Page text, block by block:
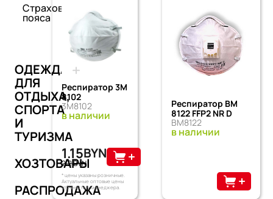
Страховочные
пояса
ОДЕЖДА
ДЛЯ
ОТДЫХА,
СПОРТА
И
ТУРИЗМА
ХОЗТОВАРЫ
РАСПРОДАЖА
Респиратор 3M
8102
3M8102
в наличии
1.15BYN
2.2 BYN
* цены указаны розничные.
Актуальные оптовые цены
уточняйте у менеджера.
Респиратор ВМ
8122 FFP2 NR D
ВМ8122
в наличии